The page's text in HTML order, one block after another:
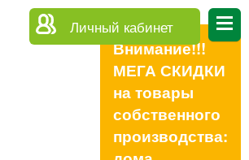
Личный кабинет
Внимание!!!
МЕГА СКИДКИ
на товары
собственного
производства: